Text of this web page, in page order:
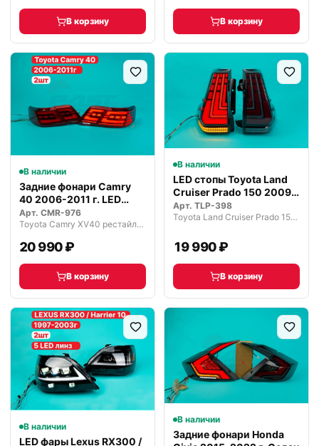
В корзину В корзину
В наличии
Задние фонари Camry
40 2006-2011 г. LED
красные
Арт. CMR-976
Toyota Camry XV40 рестайлинг (2009—2011)
20 990 ₽
В корзину
В наличии
LED стопы Toyota Land
Cruiser Prado 150 2009–
2017
Арт. TLP-398
Toyota Land Cruiser Prado 150 рестайлинг (2013—2017)
19 990 ₽
В корзину
В наличии
LED фары Lexus RX300 /
В наличии
Задние фонари Honda